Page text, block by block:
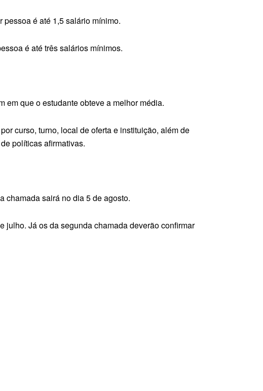
é até 1,5 salário mínimo.
é até três salários mínimos.
em que o estudante obteve a melhor média.
curso, turno, local de oferta e instituição, além de
políticas afirmativas.
chamada sairá no dia 5 de agosto.
julho. Já os da segunda chamada deverão confirmar